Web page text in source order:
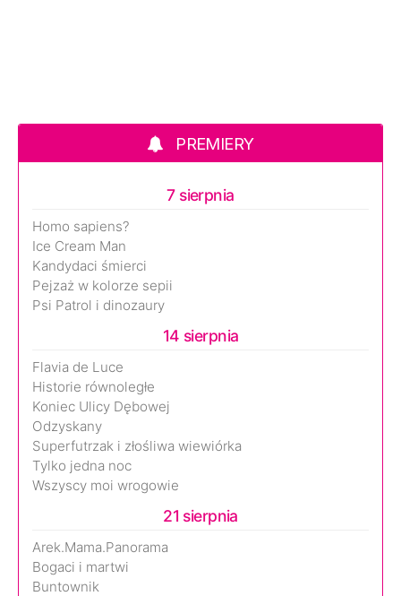
PREMIERY
7 sierpnia
Homo sapiens?
Ice Cream Man
Kandydaci śmierci
Pejzaż w kolorze sepii
Psi Patrol i dinozaury
14 sierpnia
Flavia de Luce
Historie równoległe
Koniec Ulicy Dębowej
Odzyskany
Superfutrzak i złośliwa wiewiórka
Tylko jedna noc
Wszyscy moi wrogowie
21 sierpnia
Arek.Mama.Panorama
Bogaci i martwi
Buntownik